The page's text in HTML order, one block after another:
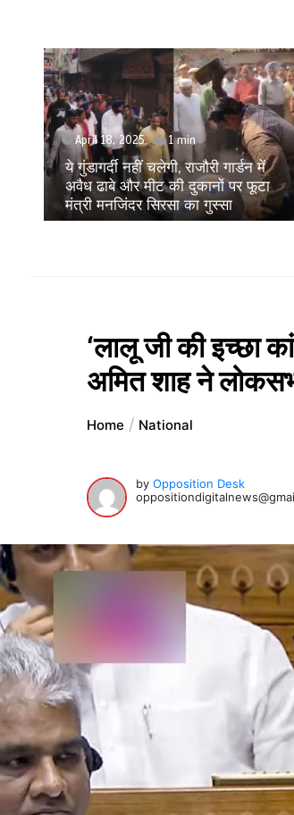
April 18, 2025
‘महिलाओं को बहुत कष्ट सहना पड़ा है’,
मुर्शिदाबाद हिंसा पीड़ितों से मुलाकात के
बाद बोलीं NCW अध्यक्ष विजया रहाटकर
‘लालू जी की इच्छा
अमित शाह ने
Home National
by Opposition Desk